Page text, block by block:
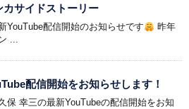
カサイドストーリー
YouTube配信開始のお知らせです
昨年
...
配信開始をお知らせします！
保 幸三の最新YouTubeの配信開始をお知